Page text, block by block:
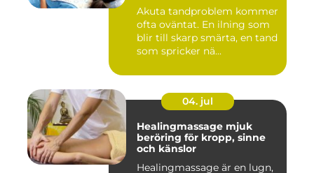
Akuta tandproblem kommer
ofta oväntat. En ilning som
blir till skarp smärta, en tand
som spricker nä...
04. jul
Healingmassage mjuk
beröring för kropp, sinne
och känslor
Healingmassage är en lugn,